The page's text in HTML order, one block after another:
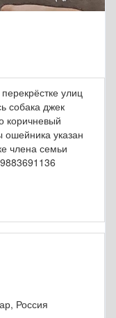
улиц
собака джек
коричневый
ошейника указан
члена семьи
Россия